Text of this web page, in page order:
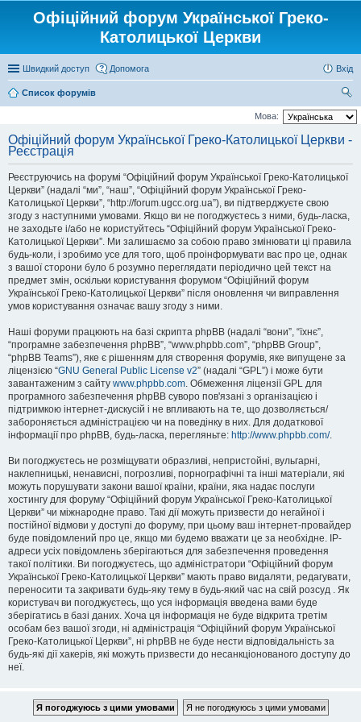
Офіційний форум Української Греко-
Католицької Церкви
Швидкий доступ Допомога Вхід
Список форумів
ош
Мова:
Офіційний форум Української Греко-Католицької Церкви -
Реєстрація
Реєструючись на форумі “Офіційний форум Української Греко-Католицької
Церкви” (надалі “ми”, “наш”, “Офіційний форум Української Греко-
Католицької Церкви”, “http://forum.ugcc.org.ua”), ви підтверджуєте свою
згоду з наступними умовами. Якщо ви не погоджуєтесь з ними, будь-ласка,
не заходьте і/або не користуйтесь “Офіційний форум Української Греко-
Католицької Церкви”. Ми залишаємо за собою право змінювати ці правила
будь-коли, і зробимо усе для того, щоб проінформувати вас про це, однак
з вашої сторони було б розумно переглядати періодично цей текст на
предмет змін, оскільки користування форумом “Офіційний форум
Української Греко-Католицької Церкви” після оновлення чи виправлення
умов користування означає вашу згоду з ними.
Наші форуми працюють на базі скрипта phpBB (надалі “вони”, “їхнє”,
“програмне забезпечення phpBB”, “www.phpbb.com”, “phpBB Group”,
“phpBB Teams”), яке є рішенням для створення форумів, яке випущене за
ліцензією “GNU General Public License v2” (надалі “GPL”) і може бути
завантаженим з сайту www.phpbb.com. Обмеження ліцензії GPL для
програмного забезпечення phpBB суворо пов'язані з організацією і
підтримкою інтернет-дискусій і не впливають на те, що дозволяється/
забороняється адміністрацією чи на поведінку в них. Для додаткової
інформації про phpBB, будь-ласка, перегляньте: http://www.phpbb.com/.
Ви погоджуєтесь не розміщувати образливі, непристойні, вульгарні,
наклепницькі, ненависні, погрозливі, порнографічні та інші матеріали, які
можуть порушувати закони вашої країни, країни, яка надає послуги
хостингу для форуму “Офіційний форум Української Греко-Католицької
Церкви” чи міжнародне право. Такі дії можуть призвести до негайної і
постійної відмови у доступі до форуму, при цьому ваш інтернет-провайдер
буде повідомлений про це, якщо ми будемо вважати це за необхідне. IP-
адреси усіх повідомлень зберігаються для забезпечення проведення
такої політики. Ви погоджуєтесь, що адміністратори “Офіційний форум
Української Греко-Католицької Церкви” мають право видаляти, редагувати,
переносити та закривати будь-яку тему в будь-який час на свій розсуд . Як
користувач ви погоджуєтесь, що уся інформація введена вами буде
зберігатись в базі даних. Хоча ця інформація не буде відкрита третім
особам без вашої згоди, ні адміністрація “Офіційний форум Української
Греко-Католицької Церкви”, ні phpBB не буде нести відповідальність за
будь-які дії хакерів, які можуть призвести до несанкціонованого доступу до
неї.